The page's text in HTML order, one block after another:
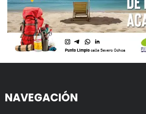
NAVEGACIÓN